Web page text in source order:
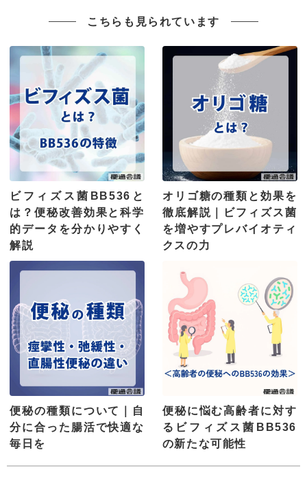
こちらも見られています
ビフィズス菌BB536と
は？便秘改善効果と科学
的データを分かりやすく
解説
オリゴ糖の種類と効果を
徹底解説｜ビフィズス菌
を増やすプレバイオティ
クスの力
便秘の種類について｜自
分に合った腸活で快適な
毎日を
便秘に悩む高齢者に対す
るビフィズス菌BB536
の新たな可能性